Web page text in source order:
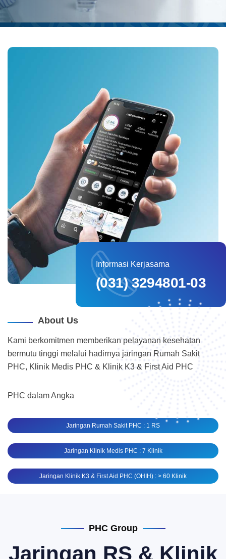
Informasi Kerjasama
(031) 3294801-03
About Us
Kami berkomitmen memberikan pelayanan kesehatan
bermutu tinggi melalui hadirnya jaringan Rumah Sakit
PHC, Klinik Medis PHC & Klinik K3 & First Aid PHC
PHC dalam Angka
Jaringan Rumah Sakit PHC : 1 RS
Jaringan Klinik Medis PHC : 7 Klinik
Jaringan Klinik K3 & First Aid PHC (OHIH) : > 60 Klinik
PHC Group
Jaringan RS & Klinik